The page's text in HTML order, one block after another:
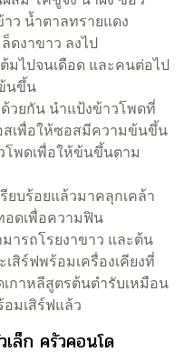
ว น้ำตาลทรายแดง
ดงาขาว ลงไป
มไปจนเดือด และคนต่อไป
นขึ้น
วยกัน นำแป้งข้าวโพดที่
สเพื่อให้ซอสมีความข้นขึ้น
พดเพื่อให้ข้นขึ้นตาม
ยบร้อยแล้วมาคลุกเคล้า
ดเพื่อความฟิน
ารถโรยงาขาว และต้น
สิร์ฟพร้อมเครื่องเคียงที่
เกาหลีสูตรต้นตำรับเหมือน
มเสิร์ฟแล้ว
ล็ก ครัวคอนโด